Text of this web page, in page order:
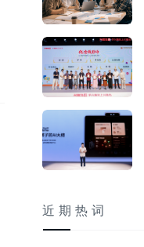
近期热词